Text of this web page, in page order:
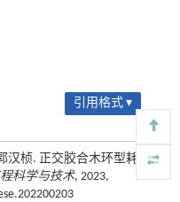
引用格式 ▾
汉桢. 正交胶合木环型耗
科学与技术, 2023,